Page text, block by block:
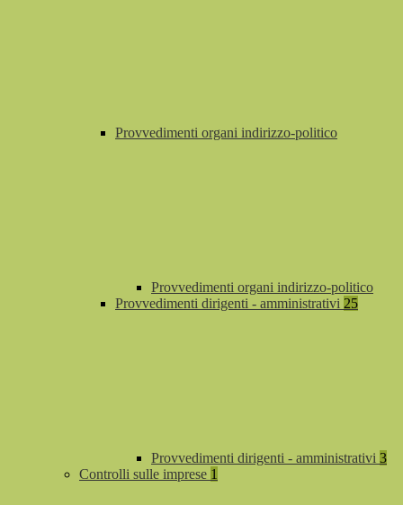
Provvedimenti organi indirizzo-politico
Provvedimenti organi indirizzo-politico
Provvedimenti dirigenti - amministrativi 25
Provvedimenti dirigenti - amministrativi 3
Controlli sulle imprese 1